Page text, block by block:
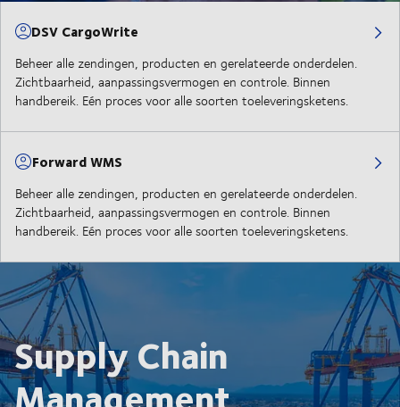
DSV CargoWrite
Beheer alle zendingen, producten en gerelateerde onderdelen.
Zichtbaarheid, aanpassingsvermogen en controle. Binnen
handbereik. Eén proces voor alle soorten toeleveringsketens.
Forward WMS
Beheer alle zendingen, producten en gerelateerde onderdelen.
Zichtbaarheid, aanpassingsvermogen en controle. Binnen
handbereik. Eén proces voor alle soorten toeleveringsketens.
Supply Chain